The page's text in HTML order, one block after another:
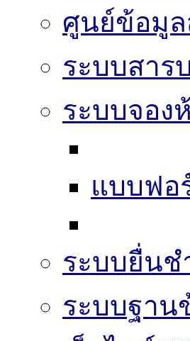
ศูนย์ข้อมูล
ระบบสาร
ระบบจอง
แบบฟอ
ระบบยื่นช
ระบบฐาน